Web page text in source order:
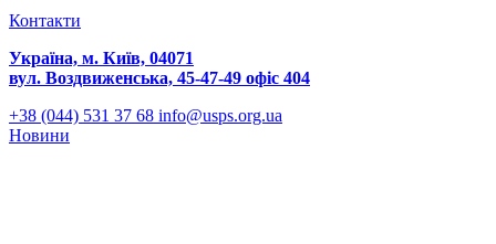
Контакти
Україна, м. Київ, 04071
вул. Воздвиженська, 45-47-49 офіс 404
+38 (044) 531 37 68 info@usps.org.ua
Новини